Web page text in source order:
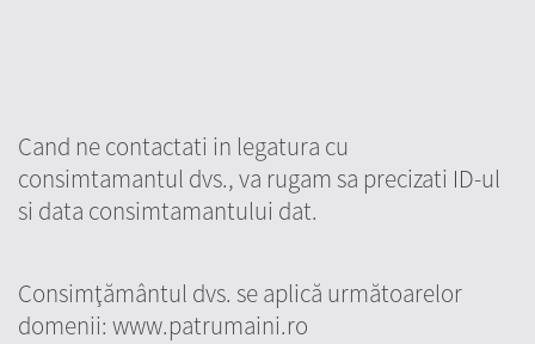
Cand ne contactati in legatura cu
consimtamantul dvs., va rugam sa precizati ID-ul
si data consimtamantului dat.
Consimţământul dvs. se aplică următoarelor
domenii: www.patrumaini.ro